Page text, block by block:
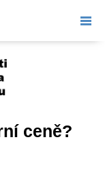
ceně?